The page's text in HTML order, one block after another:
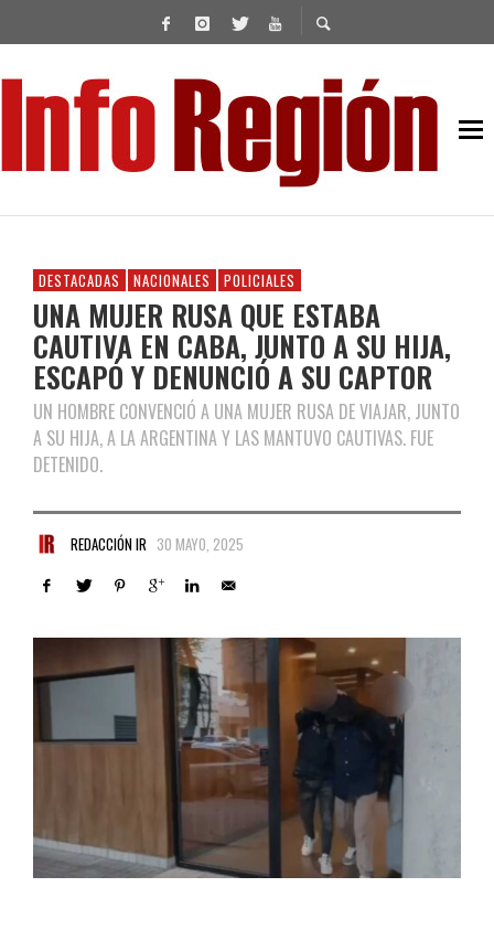
DESTACADAS NACIONALES POLICIALES
UNA MUJER RUSA QUE ESTABA
CAUTIVA EN CABA, JUNTO A SU HIJA,
ESCAPÓ Y DENUNCIÓ A SU CAPTOR
UN HOMBRE CONVENCIÓ A UNA MUJER RUSA DE VIAJAR, JUNTO
A SU HIJA, A LA ARGENTINA Y LAS MANTUVO CAUTIVAS. FUE
DETENIDO.
REDACCIÓN IR 30 MAYO, 2025